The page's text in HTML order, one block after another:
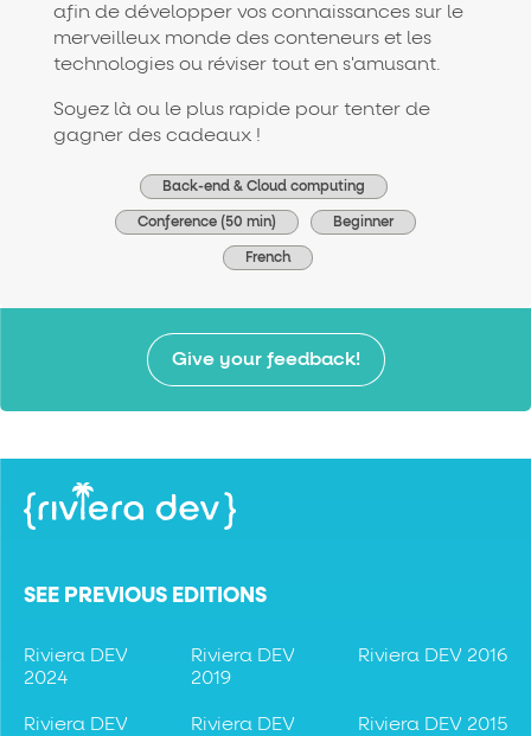
afin de développer vos connaissances sur le
merveilleux monde des conteneurs et les
technologies ou réviser tout en s'amusant.
Soyez là ou le plus rapide pour tenter de
gagner des cadeaux !
Back-end & Cloud computing
Conference (50 min) Beginner
French
Give your feedback!
SEE PREVIOUS EDITIONS
Riviera DEV
2024
Riviera DEV
Riviera DEV
2019
Riviera DEV
Riviera DEV 2016
Riviera DEV 2015